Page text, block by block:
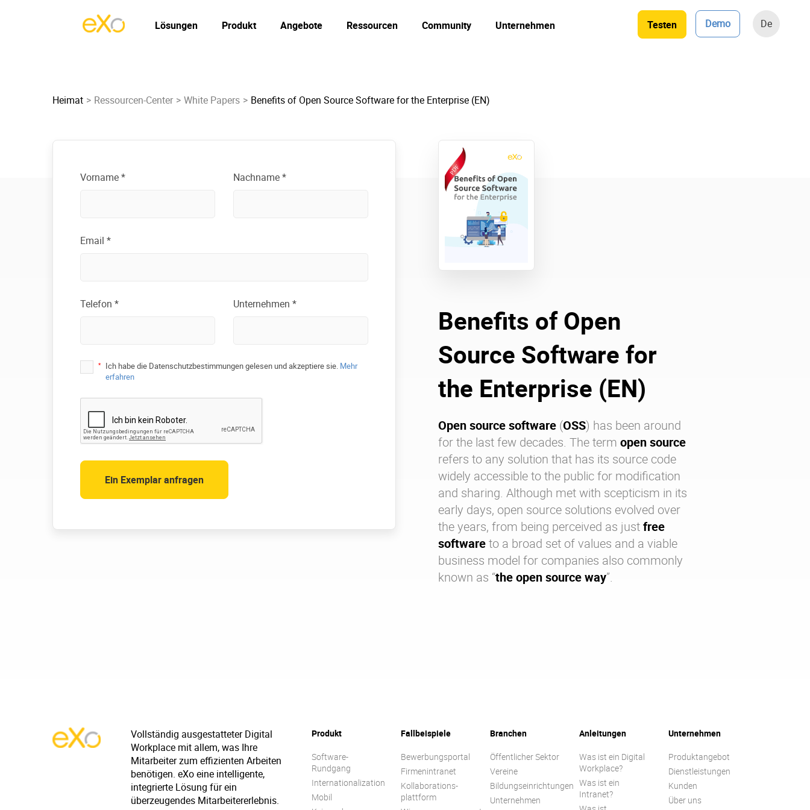
Testen Demo De
Lösungen Produkt Angebote Ressourcen Community Unternehmen
Heimat Ressourcen-Center White Papers Benefits of Open Source Software for the Enterprise (EN)
Benefits of Open
Source Software for
the Enterprise (EN)
Open source software (OSS) has been around
for the last few decades. The term open source
refers to any solution that has its source code
widely accessible to the public for modification
and sharing. Although met with scepticism in its
early days, open source solutions evolved over
the years, from being perceived as justfree
softwareto a broad set of values and a viable
business model for companies also commonly
known as “the open source way”.
Vorname * Nachname *
Email *
Telefon * Unternehmen *
* Ich habe die Datenschutzbestimmungen gelesen und akzeptiere sie. Mehr
erfahren
Vollständig ausgestatteter Digital
Workplace mit allem, was Ihre
Mitarbeiter zum effizienten Arbeiten
benötigen. eXo eine intelligente,
integrierte Lösung für ein
überzeugendes Mitarbeitererlebnis.
Produkt
Software-
Rundgang
Internationalization
Mobil
Fallbeispiele
Bewerbungsportal
Firmenintranet
Kollaborations-
plattform
Branchen
Öffentlicher Sektor
Vereine
Bildungseinrichtungen
Unternehmen
Anleitungen
Was ist ein Digital
Workplace?
Was ist ein
Intranet?
Unternehmen
Produktangebot
Dienstleistungen
Kunden
Über uns